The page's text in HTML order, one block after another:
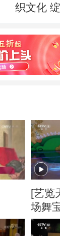
织文化
[艺览
场舞
蹦跳